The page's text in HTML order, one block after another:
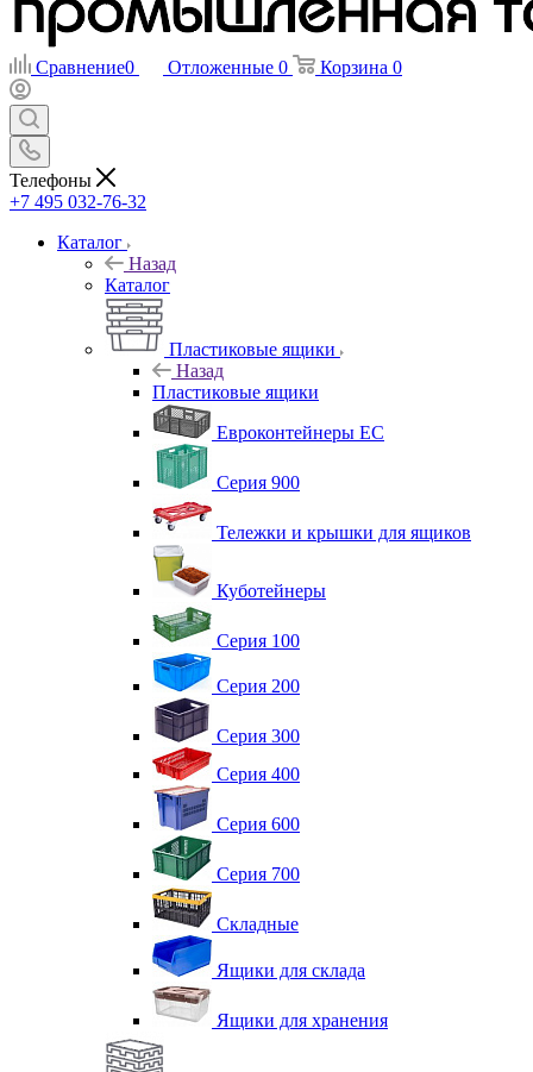
Сравнение0 Отложенные 0 Корзина 0
Телефоны
+7 495 032-76-32
Каталог
Назад
Каталог
Пластиковые ящики
Назад
Пластиковые ящики
Евроконтейнеры ЕС
Серия 900
Тележки и крышки для ящиков
Куботейнеры
Серия 100
Серия 200
Серия 300
Серия 400
Серия 600
Серия 700
Складные
Ящики для склада
Ящики для хранения